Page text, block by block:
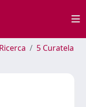
5 Curatela